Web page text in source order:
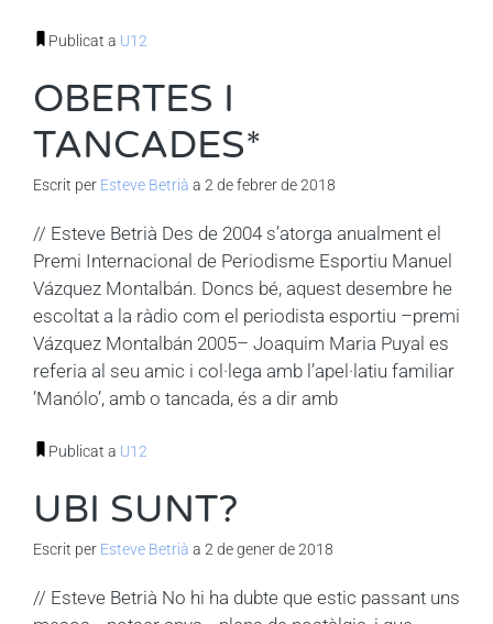
Publicat a U12
OBERTES I
TANCADES*
Escrit per Esteve Betrià a 2 de febrer de 2018
// Esteve Betrià Des de 2004 s’atorga anualment el
Premi Internacional de Periodisme Esportiu Manuel
Vázquez Montalbán. Doncs bé, aquest desembre he
escoltat a la ràdio com el periodista esportiu –premi
Vázquez Montalbán 2005– Joaquim Maria Puyal es
referia al seu amic i col·lega amb l’apel·latiu familiar
’Manólo’, amb o tancada, és a dir amb
Publicat a U12
UBI SUNT?
Escrit per Esteve Betrià a 2 de gener de 2018
// Esteve Betrià No hi ha dubte que estic passant uns